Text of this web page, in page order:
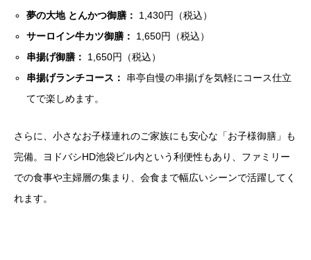
夢の大地 とんかつ御膳：
1,430円（税込）
サーロイン牛カツ御膳：
1,650円（税込）
串揚げ御膳：
1,650円（税込）
串揚げランチコース：
串亭自慢の串揚げを気軽にコース仕立
てで楽しめます。
さらに、小さなお子様連れのご家族にも安心な「お子様御膳」も
完備。ヨドバシHD池袋ビル内という利便性もあり、ファミリー
での食事や主婦層の集まり、会食まで幅広いシーンで活躍してく
れます。